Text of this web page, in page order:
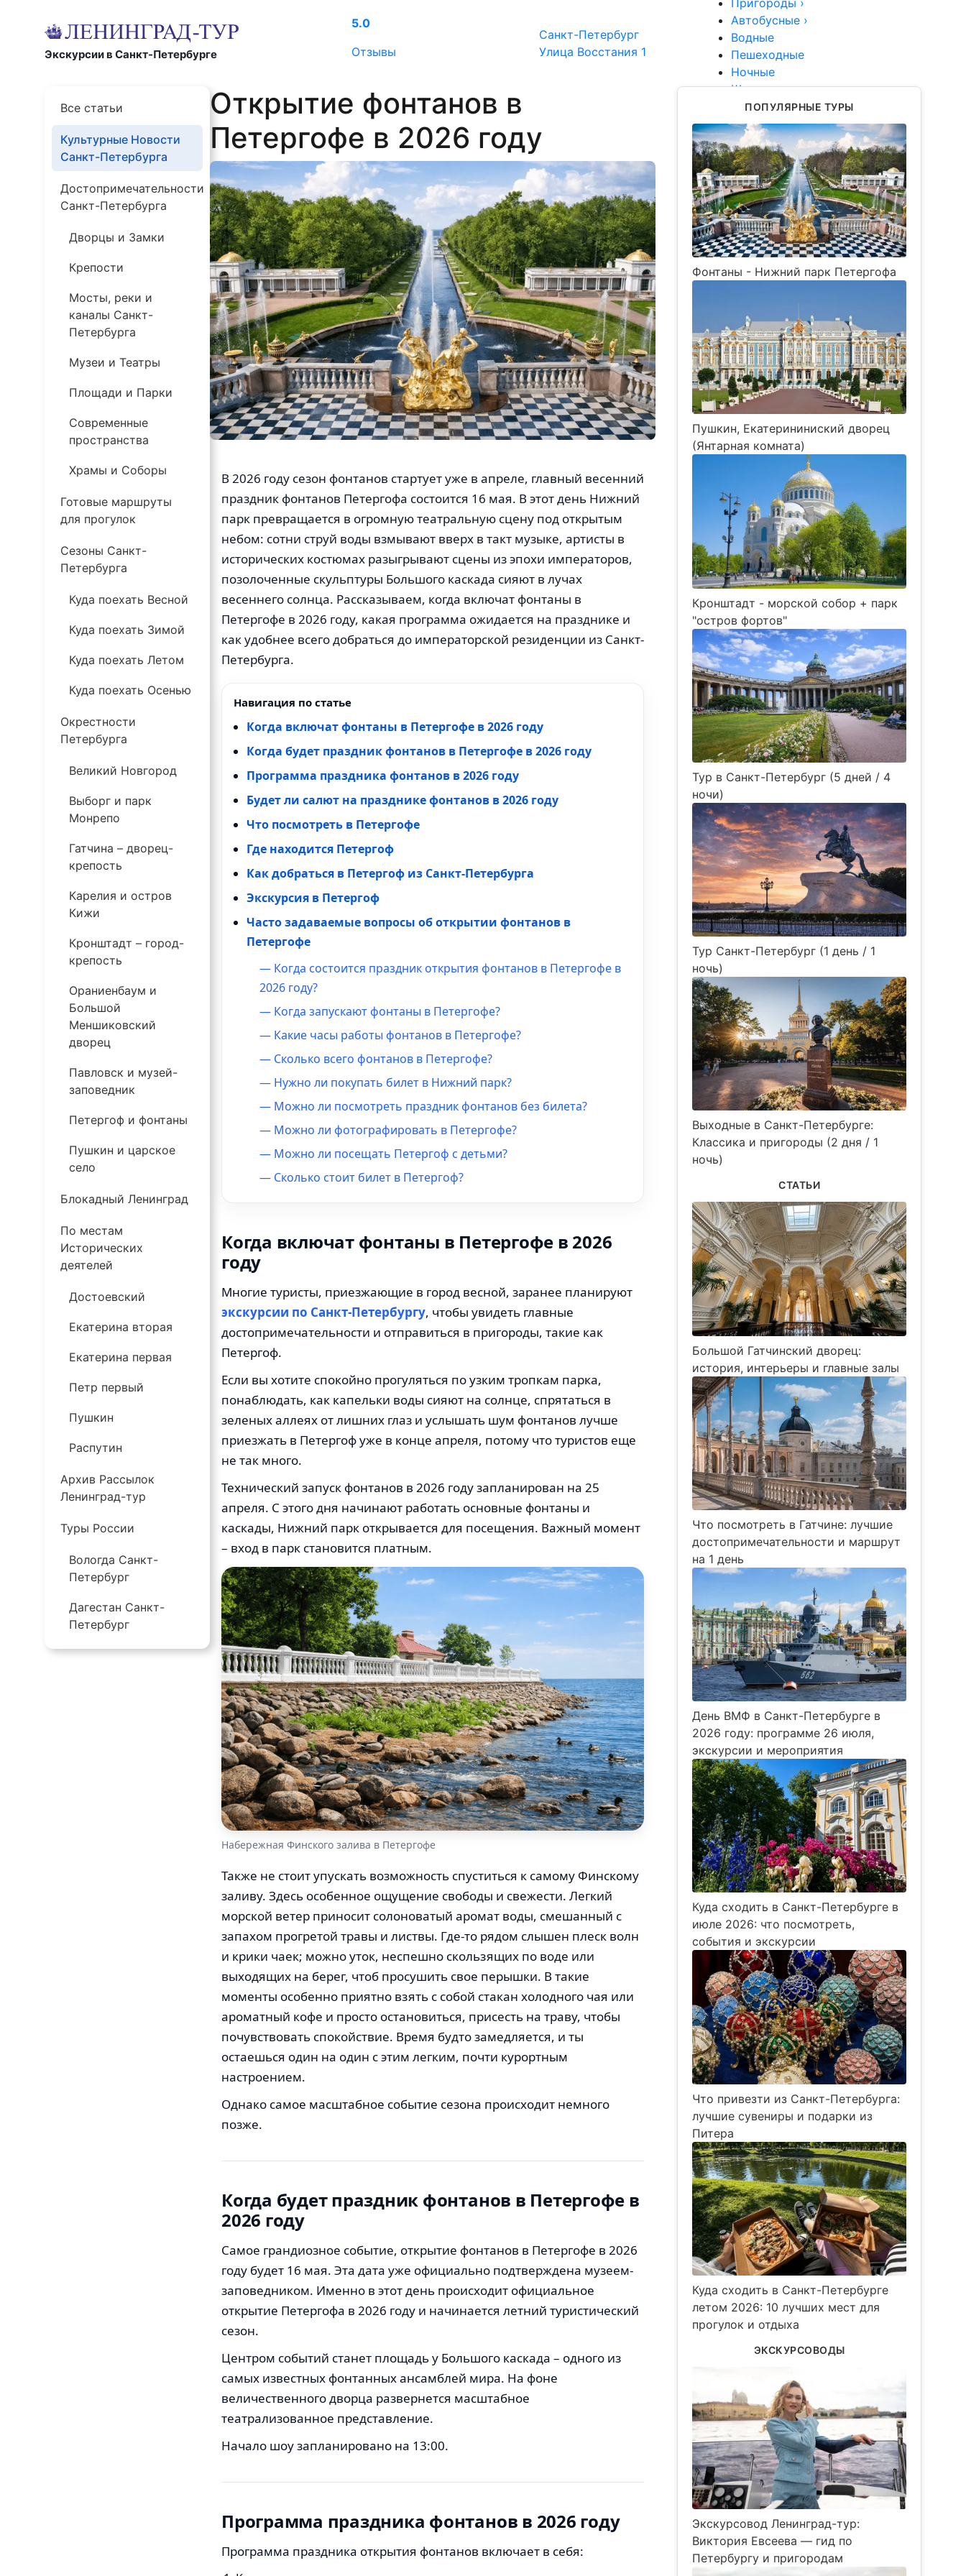
Экскурсии в Санкт-Петербурге
5.0
Отзывы
Санкт-Петербург
Улица Восстания 1
Пригороды ›
Автобусные ›
Водные
Пешеходные
Ночные
Школьные
Туры
Группы
VIP
Все статьи
Культурные Новости
Санкт-Петербурга
Достопримечательности
Санкт-Петербурга
Дворцы и Замки
Крепости
Мосты, реки и
каналы Санкт-
Петербурга
Музеи и Театры
Площади и Парки
Современные
пространства
Храмы и Соборы
Готовые маршруты
для прогулок
Сезоны Санкт-
Петербурга
Куда поехать Весной
Куда поехать Зимой
Куда поехать Летом
Куда поехать Осенью
Окрестности
Петербурга
Великий Новгород
Выборг и парк
Монрепо
Гатчина – дворец-
крепость
Карелия и остров
Кижи
Кронштадт – город-
крепость
Ораниенбаум и
Большой
Меншиковский
дворец
Павловск и музей-
заповедник
Петергоф и фонтаны
Пушкин и царское
село
Блокадный Ленинград
По местам
Исторических
деятелей
Достоевский
Екатерина вторая
Екатерина первая
Петр первый
Пушкин
Распутин
Архив Рассылок
Ленинград-тур
Туры России
Вологда Санкт-
Петербург
Дагестан Санкт-
Петербург
Открытие фонтанов в
Петергофе в 2026 году
В 2026 году сезон фонтанов стартует уже в апреле, главный весенний
праздник фонтанов Петергофа состоится 16 мая. В этот день Нижний
парк превращается в огромную театральную сцену под открытым
небом: сотни струй воды взмывают вверх в такт музыке, артисты в
исторических костюмах разыгрывают сцены из эпохи императоров,
позолоченные скульптуры Большого каскада сияют в лучах
весеннего солнца. Рассказываем, когда включат фонтаны в
Петергофе в 2026 году, какая программа ожидается на празднике и
как удобнее всего добраться до императорской резиденции из Санкт-
Петербурга.
Навигация по статье
Когда включат фонтаны в Петергофе в 2026 году
Когда будет праздник фонтанов в Петергофе в 2026 году
Программа праздника фонтанов в 2026 году
Будет ли салют на празднике фонтанов в 2026 году
Что посмотреть в Петергофе
Где находится Петергоф
Как добраться в Петергоф из Санкт-Петербурга
Экскурсия в Петергоф
Часто задаваемые вопросы об открытии фонтанов в
Петергофе
— Когда состоится праздник открытия фонтанов в Петергофе в
2026 году?
— Когда запускают фонтаны в Петергофе?
— Какие часы работы фонтанов в Петергофе?
— Сколько всего фонтанов в Петергофе?
— Нужно ли покупать билет в Нижний парк?
— Можно ли посмотреть праздник фонтанов без билета?
— Можно ли фотографировать в Петергофе?
— Можно ли посещать Петергоф с детьми?
— Сколько стоит билет в Петергоф?
Когда включат фонтаны в Петергофе в 2026
году
Многие туристы, приезжающие в город весной, заранее планируют
экскурсии по Санкт-Петербургу, чтобы увидеть главные
достопримечательности и отправиться в пригороды, такие как
Петергоф.
Если вы хотите спокойно прогуляться по узким тропкам парка,
понаблюдать, как капельки воды сияют на солнце, спрятаться в
зеленых аллеях от лишних глаз и услышать шум фонтанов лучше
приезжать в Петергоф уже в конце апреля, потому что туристов еще
не так много.
Технический запуск фонтанов в 2026 году запланирован на 25
апреля. С этого дня начинают работать основные фонтаны и
каскады, Нижний парк открывается для посещения. Важный момент
– вход в парк становится платным.
Набережная Финского залива в Петергофе
Также не стоит упускать возможность спуститься к самому Финскому
заливу. Здесь особенное ощущение свободы и свежести. Легкий
морской ветер приносит солоноватый аромат воды, смешанный с
запахом прогретой травы и листвы. Где-то рядом слышен плеск волн
и крики чаек; можно уток, неспешно скользящих по воде или
выходящих на берег, чтоб просушить свое перышки. В такие
моменты особенно приятно взять с собой стакан холодного чая или
ароматный кофе и просто остановиться, присесть на траву, чтобы
почувствовать спокойствие. Время будто замедляется, и ты
остаешься один на один с этим легким, почти курортным
настроением.
Однако самое масштабное событие сезона происходит немного
позже.
Когда будет праздник фонтанов в Петергофе в
2026 году
Самое грандиозное событие, открытие фонтанов в Петергофе в 2026
году будет 16 мая. Эта дата уже официально подтверждена музеем-
заповедником. Именно в этот день происходит официальное
открытие Петергофа в 2026 году и начинается летний туристический
сезон.
Центром событий станет площадь у Большого каскада – одного из
самых известных фонтанных ансамблей мира. На фоне
величественного дворца развернется масштабное
театрализованное представление.
Начало шоу запланировано на 13:00.
Программа праздника фонтанов в 2026 году
Программа праздника открытия фонтанов включает в себя:
ПОПУЛЯРНЫЕ ТУРЫ
Фонтаны - Нижний парк Петергофа
Пушкин, Екатерининиский дворец
(Янтарная комната)
Кронштадт - морской собор + парк
"остров фортов"
Тур в Санкт-Петербург (5 дней / 4
ночи)
Тур Санкт-Петербург (1 день / 1
ночь)
Выходные в Санкт-Петербурге:
Классика и пригороды (2 дня / 1
ночь)
СТАТЬИ
Большой Гатчинский дворец:
история, интерьеры и главные залы
Что посмотреть в Гатчине: лучшие
достопримечательности и маршрут
на 1 день
День ВМФ в Санкт-Петербурге в
2026 году: программе 26 июля,
экскурсии и мероприятия
Куда сходить в Санкт-Петербурге в
июле 2026: что посмотреть,
события и экскурсии
Что привезти из Санкт-Петербурга:
лучшие сувениры и подарки из
Питера
Куда сходить в Санкт-Петербурге
летом 2026: 10 лучших мест для
прогулок и отдыха
ЭКСКУРСОВОДЫ
Экскурсовод Ленинград-тур:
Виктория Евсеева — гид по
Петербургу и пригородам